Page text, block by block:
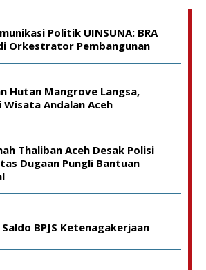
Politik UINSUNA: BRA
Orkestrator Pembangunan
Hutan Mangrove Langsa,
Wisata Andalan Aceh
Thaliban Aceh Desak Polisi
Dugaan Pungli Bantuan
Saldo BPJS Ketenagakerjaan